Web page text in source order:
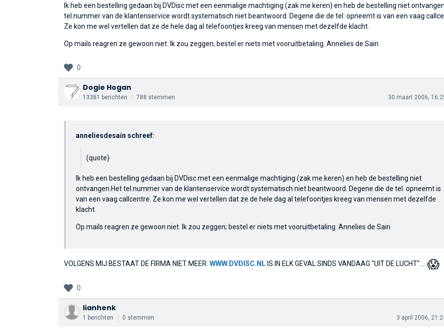
Ik heb een bestelling gedaan bij DVDisc met een eenmalige machtiging (zak me keren) en heb de bestelling niet
tel.nummer van de klantenservice wordt systematisch niet beantwoord. Degene die de tel. opneemt is van een vaag
Ze kon me wel vertellen dat ze de hele dag al telefoontjes kreeg van mensen met dezelfde klacht.
Op mails reagren ze gewoon niet. Ik zou zeggen; bestel er niets met vooruitbetaling. Annelies de Sain
0
Dogie Hogan
13381 berichten 788 stemmen 30 maart 2006,
anneliesdesain schreef:
(quote)
Ik heb een bestelling gedaan bij DVDisc met een eenmalige machtiging (zak me keren) en heb de bestelling niet
ontvangen.Het tel.nummer van de klantenservice wordt systematisch niet beantwoord. Degene die de tel. opneemt is
van een vaag callcentre. Ze kon me wel vertellen dat ze de hele dag al telefoontjes kreeg van mensen met dezelfde
klacht.
Op mails reagren ze gewoon niet. Ik zou zeggen; bestel er niets met vooruitbetaling. Annelies de Sain
VOLGENS MIJ BESTAAT DE FIRMA NIET MEER. WWW.DVDISC.NL IS IN ELK GEVAL SINDS VANDAAG "UIT DE LUCHT".... 😱
0
lianhenk
1 berichten 0 stemmen 3 april 2006,